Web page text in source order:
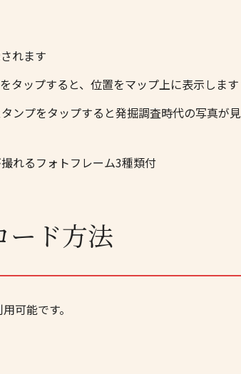
れます
タップすると、位置をマップ上に表示します
ンプをタップすると発掘調査時代の写真が見
れるフォトフレーム3種類付
ード方法
可能です。